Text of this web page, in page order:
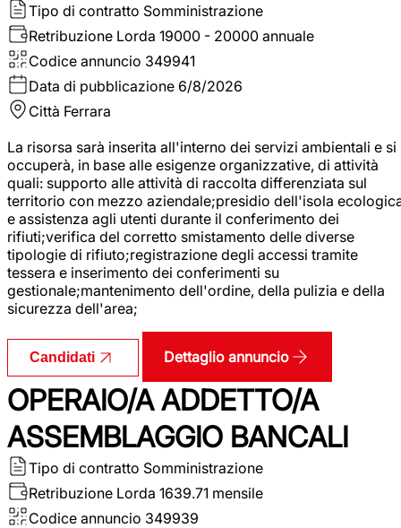
Tipo di contratto Somministrazione
Retribuzione Lorda 19000 - 20000 annuale
Codice annuncio 349941
Data di pubblicazione 6/8/2026
Città Ferrara
La risorsa sarà inserita all'interno dei servizi ambientali e si
occuperà, in base alle esigenze organizzative, di attività
quali: supporto alle attività di raccolta differenziata sul
territorio con mezzo aziendale;presidio dell'isola
e assistenza agli utenti durante il conferimento dei
rifiuti;verifica del corretto smistamento delle diverse
tipologie di rifiuto;registrazione degli accessi tramite
tessera e inserimento dei conferimenti su
gestionale;mantenimento dell'ordine, della pulizia e della
sicurezza dell'area;
Candidati Dettaglio annuncio
OPERAIO/A ADDETTO/A
ASSEMBLAGGIO BANCALI
Tipo di contratto Somministrazione
Retribuzione Lorda 1639.71 mensile
Codice annuncio 349939